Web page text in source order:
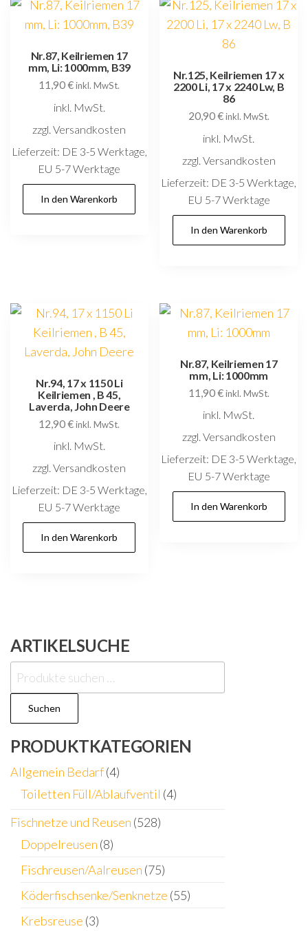
Nr.87, Keilriemen 17
mm, Li: 1000mm, B39
11,90€ inkl. MwSt.
inkl. MwSt.
zzgl. Versandkosten
Lieferzeit: DE 3-5 Werktage,
EU 5-7 Werktage
In den Warenkorb
Nr.125, Keilriemen 17 x
2200 Li, 17 x 2240 Lw, B
86
20,90€ inkl. MwSt.
inkl. MwSt.
zzgl. Versandkosten
Lieferzeit: DE 3-5 Werktage,
EU 5-7 Werktage
In den Warenkorb
Nr.94, 17 x 1150 Li
Keilriemen , B 45,
Laverda, John Deere
12,90€ inkl. MwSt.
inkl. MwSt.
zzgl. Versandkosten
Lieferzeit: DE 3-5 Werktage,
EU 5-7 Werktage
In den Warenkorb
Nr.87, Keilriemen 17
mm, Li: 1000mm
11,90€ inkl. MwSt.
inkl. MwSt.
zzgl. Versandkosten
Lieferzeit: DE 3-5 Werktage,
EU 5-7 Werktage
In den Warenkorb
ARTIKELSUCHE
Suchen
nach:
Suchen
PRODUKTKATEGORIEN
Allgemein Bedarf(4)
Toiletten Füll/Ablaufventil (4)
Fischnetze und Reusen (528)
Doppelreusen (8)
Fischreusen/Aalreusen (75)
Köderfischsenke/Senknetze (55)
Krebsreuse (3)